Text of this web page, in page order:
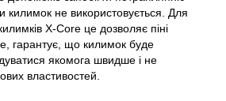
килимок не використовується. Для
X-Core це дозволяє піні
гарантує, що килимок буде
якомога швидше і не
властивостей.